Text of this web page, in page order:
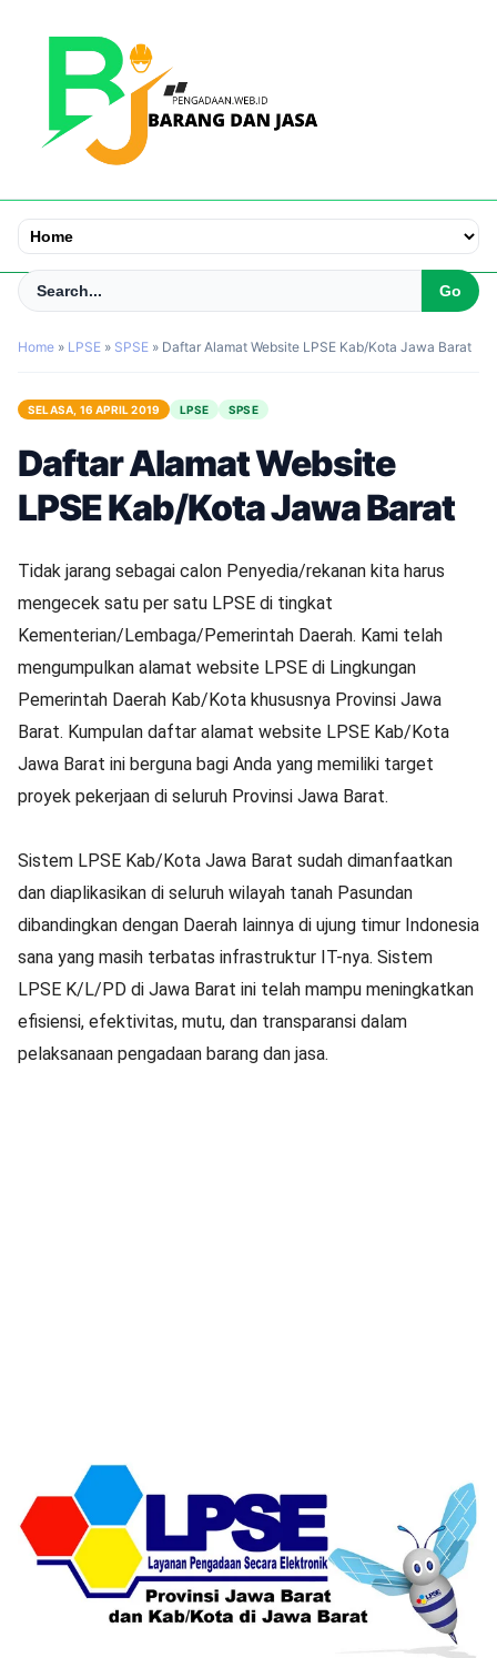
Home » LPSE » SPSE » Daftar Alamat Website LPSE Kab/Kota Jawa Barat
SELASA, 16 APRIL 2019 LPSE SPSE
Daftar Alamat Website
LPSE Kab/Kota Jawa Barat
Tidak jarang sebagai calon Penyedia/rekanan kita harus
mengecek satu per satu LPSE di tingkat
Kementerian/Lembaga/Pemerintah Daerah. Kami telah
mengumpulkan alamat website LPSE di Lingkungan
Pemerintah Daerah Kab/Kota khususnya Provinsi Jawa
Barat. Kumpulan daftar alamat website LPSE Kab/Kota
Jawa Barat ini berguna bagi Anda yang memiliki target
proyek pekerjaan di seluruh Provinsi Jawa Barat.
Sistem LPSE Kab/Kota Jawa Barat sudah dimanfaatkan
dan diaplikasikan di seluruh wilayah tanah Pasundan
dibandingkan dengan Daerah lainnya di ujung timur Indonesia
sana yang masih terbatas infrastruktur IT-nya. Sistem
LPSE K/L/PD di Jawa Barat ini telah mampu meningkatkan
efisiensi, efektivitas, mutu, dan transparansi dalam
pelaksanaan pengadaan barang dan jasa.